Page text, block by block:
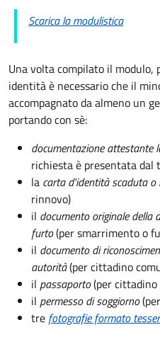
Scarica la modulistica
Una volta compilato il
identità è necessario che il
accompagnato da almeno un
portando con sè:
documentazione attestante
richiesta è presentata dal
la carta d'identità scaduta o
rinnovo)
il documento originale della
furto(per smarrimento o
il documento di
autorità(per cittadino
il passaporto(per
il permesso di soggiorno
tre fotografie formato